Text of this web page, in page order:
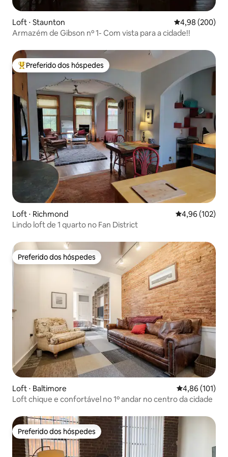
Loft ⋅ Staunton 4,98 de uma
4,98 (200)
Armazém de Gibson nº 1- Com vista para a cidade!!
Entre os melhores preferidos dos hóspedes
Preferido dos hóspedes
Loft ⋅ Richmond 4,96 de uma
4,96 (102)
Lindo loft de 1 quarto no Fan District
Preferido dos hóspedes
Preferido dos hóspedes
Loft ⋅ Baltimore 4,86 de uma
4,86 (101)
Loft chique e confortável no 1º andar no centro da cidade
Preferido dos hóspedes
Preferido dos hóspedes